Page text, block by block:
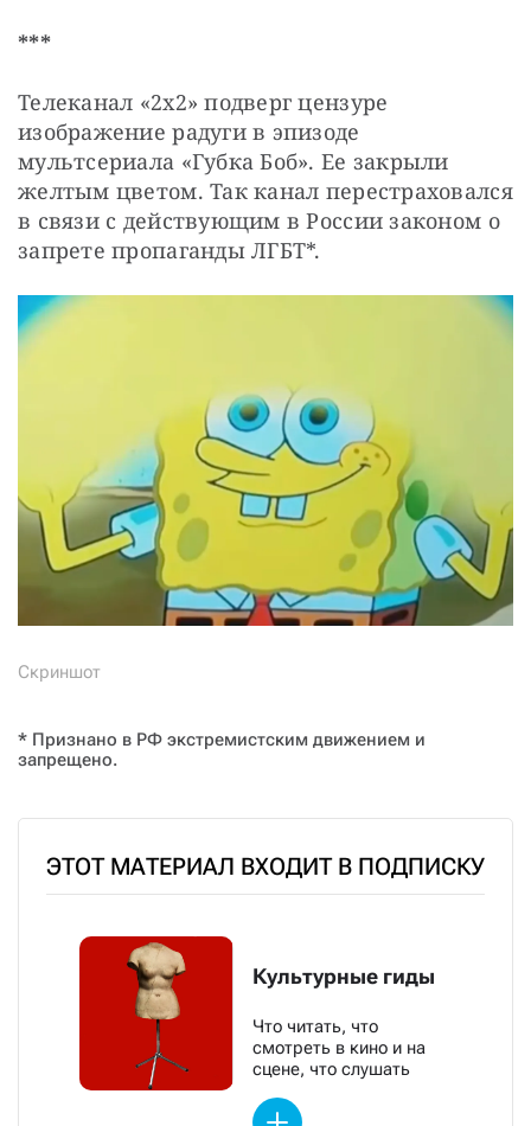
***
Телеканал «2x2» подверг цензуре
изображение радуги в эпизоде
мультсериала «Губка Боб». Ее закрыли
желтым цветом. Так канал перестраховался
в связи с действующим в России законом о
запрете пропаганды ЛГБТ*.
Скриншот
* Признано в РФ экстремистским движением и
запрещено.
ЭТОТ МАТЕРИАЛ ВХОДИТ В ПОДПИСКУ
Культурные гиды
Что читать, что
смотреть в кино и на
сцене, что слушать